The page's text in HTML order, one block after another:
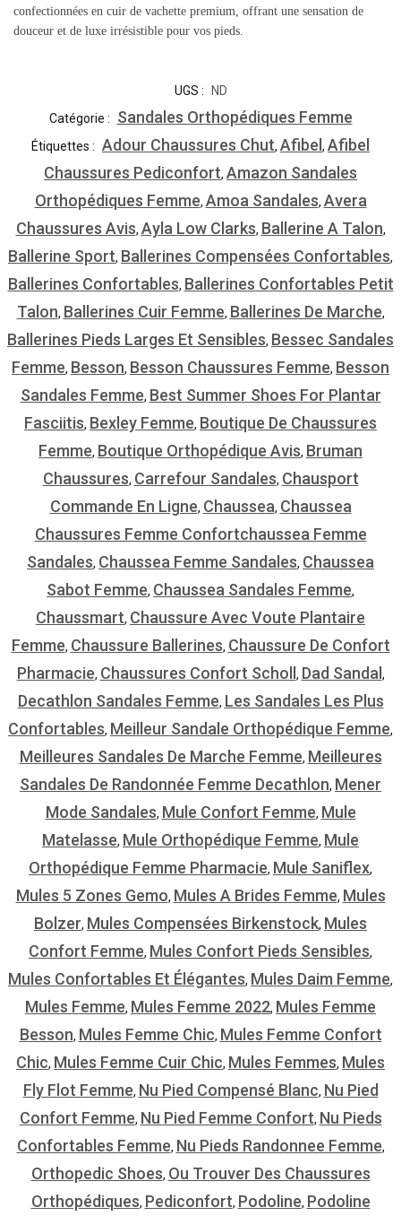
confectionnées en cuir de vachette premium, offrant une sensation de
douceur et de luxe irrésistible pour vos pieds.
UGS :
ND
Catégorie :
Sandales Orthopédiques Femme
Étiquettes : Adour Chaussures Chut, Afibel , Afibel
Chaussures Pediconfort, Amazon Sandales
Orthopédiques Femme, Amoa Sandales, Avera
Chaussures Avis, Ayla Low Clarks, Ballerine A Talon,
Ballerine Sport, Ballerines Compensées Confortables,
Ballerines Confortables, Ballerines Confortables Petit
Talon, Ballerines Cuir Femme, Ballerines De Marche,
Ballerines Pieds Larges Et Sensibles, Bessec Sandales
Femme, Besson, Besson Chaussures Femme, Besson
Sandales Femme, Best Summer Shoes For Plantar
Fasciitis, Bexley Femme, Boutique De Chaussures
Femme, Boutique Orthopédique Avis, Bruman
Chaussures, Carrefour Sandales, Chausport
Commande En Ligne, Chaussea, Chaussea
Chaussures Femme Confortchaussea Femme
Sandales, Chaussea Femme Sandales, Chaussea
Sabot Femme, Chaussea Sandales Femme,
Chaussmart, Chaussure Avec Voute Plantaire
Femme, Chaussure Ballerines, Chaussure De Confort
Pharmacie, Chaussures Confort Scholl , Dad Sandal ,
Decathlon Sandales Femme, Les Sandales Les Plus
Confortables, Meilleur Sandale Orthopédique Femme,
Meilleures Sandales De Marche Femme, Meilleures
Sandales De Randonnée Femme Decathlon, Mener
Mode Sandales, Mule Confort Femme, Mule
Matelasse, Mule Orthopédique Femme, Mule
Orthopédique Femme Pharmacie, Mule Saniflex,
Mules 5 Zones Gemo, Mules A Brides Femme, Mules
Bolzer, Mules Compensées Birkenstock, Mules
Confort Femme, Mules Confort Pieds Sensibles,
Mules Confortables Et Élégantes, Mules Daim Femme,
Mules Femme, Mules Femme 2022, Mules Femme
Besson, Mules Femme Chic, Mules Femme Confort
Chic, Mules Femme Cuir Chic, Mules Femmes, Mules
Fly Flot Femme, Nu Pied Compensé Blanc, Nu Pied
Confort Femme, Nu Pied Femme Confort, Nu Pieds
Confortables Femme, Nu Pieds Randonnee Femme,
Orthopedic Shoes, Ou Trouver Des Chaussures
Orthopédiques, Pediconfort, Podoline, Podoline